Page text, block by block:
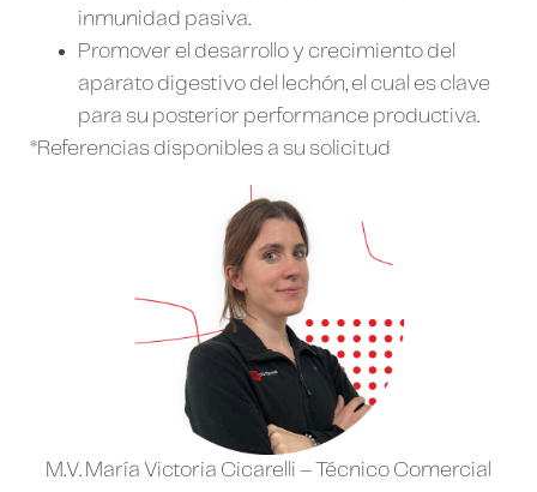
inmunidad pasiva.
Promover el desarrollo y crecimiento del
aparato digestivo del lechón, el cual es clave
para su posterior performance productiva.
*Referencias disponibles a su solicitud
M.V. María Victoria Cicarelli – Técnico Comercial